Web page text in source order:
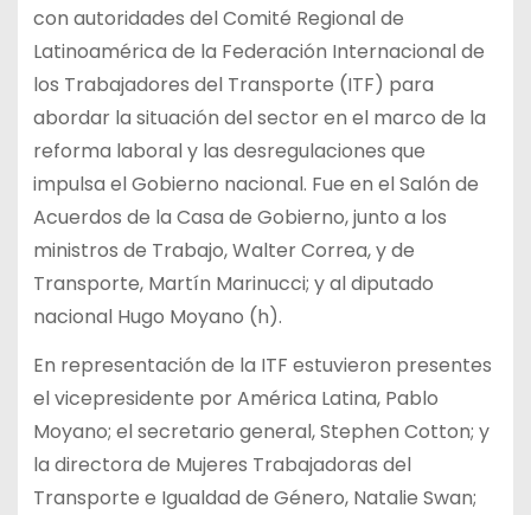
con autoridades del Comité Regional de
Latinoamérica de la Federación Internacional de
los Trabajadores del Transporte (ITF) para
abordar la situación del sector en el marco de la
reforma laboral y las desregulaciones que
impulsa el Gobierno nacional. Fue en el Salón de
Acuerdos de la Casa de Gobierno, junto a los
ministros de Trabajo, Walter Correa, y de
Transporte, Martín Marinucci; y al diputado
nacional Hugo Moyano (h).
En representación de la ITF estuvieron presentes
el vicepresidente por América Latina, Pablo
Moyano; el secretario general, Stephen Cotton; y
la directora de Mujeres Trabajadoras del
Transporte e Igualdad de Género, Natalie Swan;